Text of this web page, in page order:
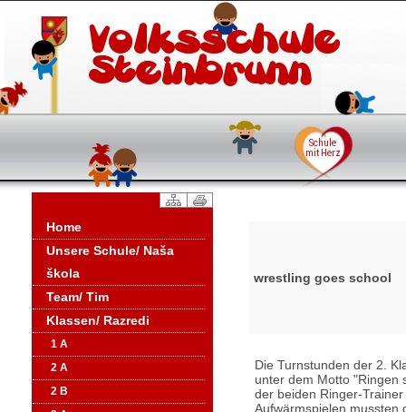
Home
Unsere Schule/ Naša
škola
Team/ Tim
Klassen/ Razredi
1 A
2 A
2 B
wrestling goes school
Die Turnstunden der 2.
unter dem Motto "Ringen
der beiden Ringer-
Aufwärmspielen mussten